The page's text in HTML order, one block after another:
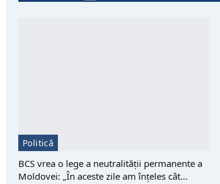
Politică
BCS vrea o lege a neutralității permanente a
Moldovei: „În aceste zile am înțeles cât…